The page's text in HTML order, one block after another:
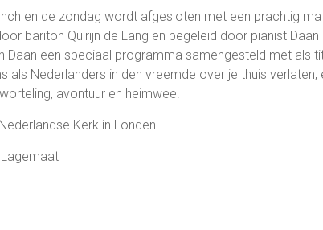
en de zondag wordt afgesloten met een prachtig
bariton Quirijn de Lang en begeleid door pianist Daan
Daan een speciaal programma samengesteld met als
als Nederlanders in den vreemde over je thuis verlaten,
avontuur en heimwee.
Kerk in Londen.